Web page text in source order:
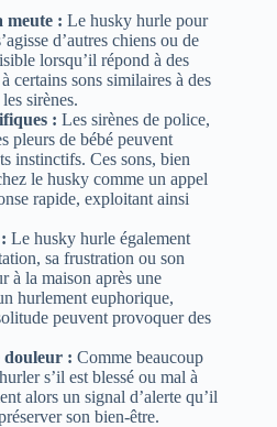
meute : Le husky hurle pour
d’autres chiens ou de
lorsqu’il répond à des
certains sons similaires à des
sirènes.
: Les sirènes de police,
pleurs de bébé peuvent
instinctifs. Ces sons, bien
le husky comme un appel
rapide, exploitant ainsi
Le husky hurle également
sa frustration ou son
à la maison après une
hurlement euphorique,
peuvent provoquer des
douleur : Comme beaucoup
s’il est blessé ou mal à
alors un signal d’alerte qu’il
son bien-être.